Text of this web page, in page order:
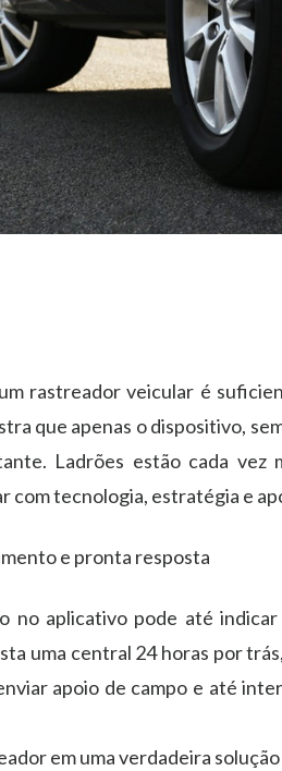
rastreador veicular é
que apenas o dispositivo,
Ladrões estão cada vez
tecnologia, estratégia e
e pronta resposta
no aplicativo pode até
uma central 24 horas por
apoio de campo e até
em uma verdadeira